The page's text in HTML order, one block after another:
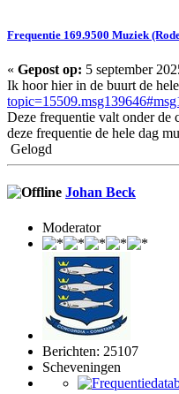
Frequentie 169.9500 Muziek
« Gepost op: 5 september
Ik hoor hier in de buurt de
Deze frequentie valt onder de
deze frequentie de hele dag
Gelogd
Johan Beck
Moderator
Berichten: 25107
Scheveningen